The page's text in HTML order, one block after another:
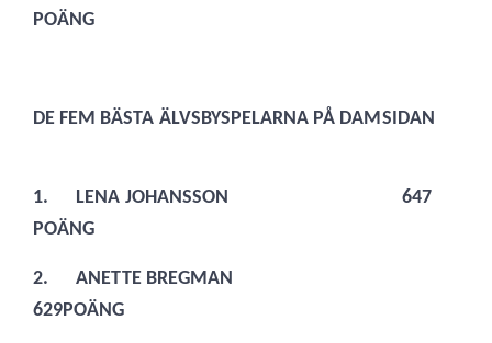
POÄNG
DE FEM BÄSTA ÄLVSBYSPELARNA PÅ DAMSIDAN
1.
LENA JOHANSSON 647
POÄNG
2.
ANETTE BREGMAN
629POÄNG